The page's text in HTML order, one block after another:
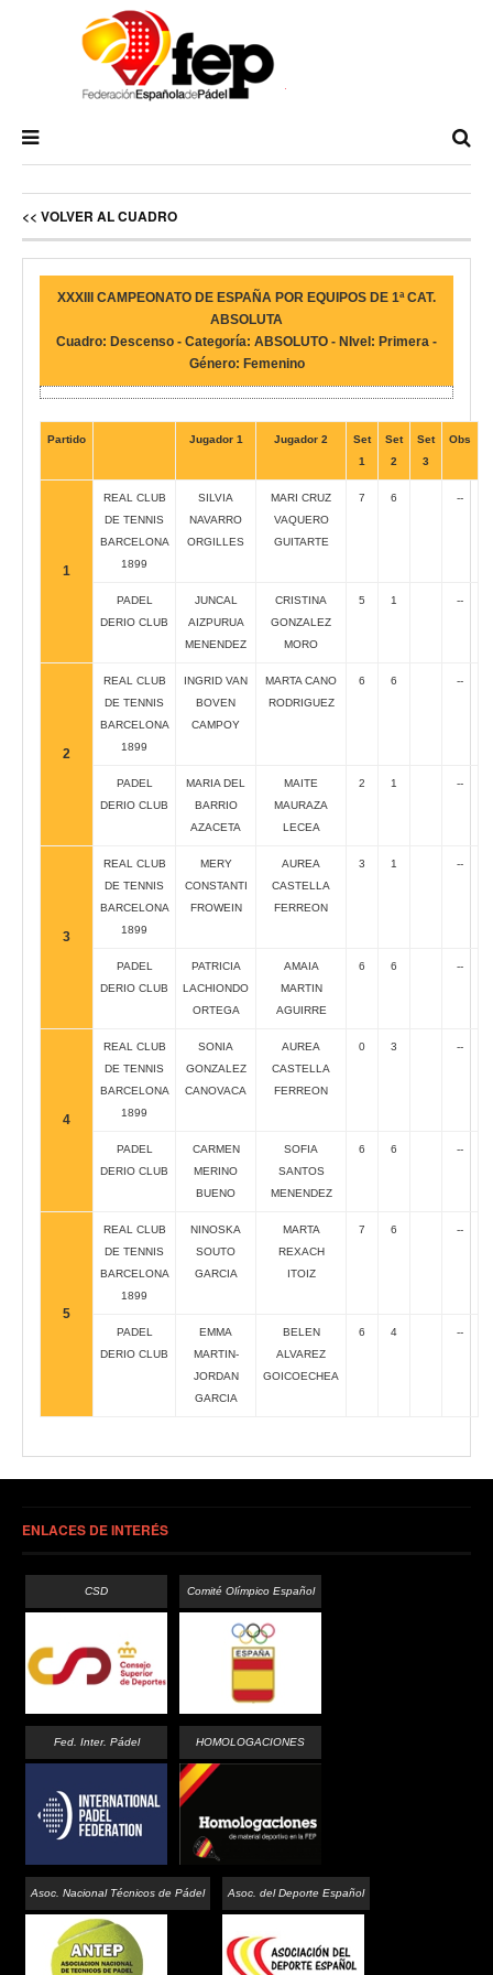
<< VOLVER AL CUADRO
XXXIII CAMPEONATO DE ESPAÑA POR EQUIPOS DE 1ª CAT.
ABSOLUTA
Cuadro: Descenso - Categoría: ABSOLUTO - NIvel: Primera -
Género: Femenino
Partido Jugador 1 Jugador 2
Set
1
Set
2
Set
3
Obs
1
REAL CLUB
DE TENNIS
BARCELONA
1899
SILVIA
NAVARRO
ORGILLES
MARI CRUZ
VAQUERO
GUITARTE
7 6 --
PADEL
DERIO CLUB
JUNCAL
AIZPURUA
MENENDEZ
CRISTINA
GONZALEZ
MORO
5 1 --
2
REAL CLUB
DE TENNIS
BARCELONA
1899
INGRID VAN
BOVEN
CAMPOY
MARTA CANO
RODRIGUEZ
6 6 --
PADEL
DERIO CLUB
MARIA DEL
BARRIO
AZACETA
MAITE
MAURAZA
LECEA
2 1 --
3
REAL CLUB
DE TENNIS
BARCELONA
1899
MERY
CONSTANTI
FROWEIN
AUREA
CASTELLA
FERREON
3 1 --
PADEL
DERIO CLUB
PATRICIA
LACHIONDO
ORTEGA
AMAIA
MARTIN
AGUIRRE
6 6 --
4
REAL CLUB
DE TENNIS
BARCELONA
1899
SONIA
GONZALEZ
CANOVACA
AUREA
CASTELLA
FERREON
0 3 --
PADEL
DERIO CLUB
CARMEN
MERINO
BUENO
SOFIA
SANTOS
MENENDEZ
6 6 --
5
REAL CLUB
DE TENNIS
BARCELONA
1899
NINOSKA
SOUTO
GARCIA
MARTA
REXACH
ITOIZ
7 6 --
PADEL
DERIO CLUB
EMMA
MARTIN-
JORDAN
GARCIA
BELEN
ALVAREZ
GOICOECHEA
6 4 --
ENLACES DE INTERÉS
CSD Comité Olímpico Español
Fed. Inter. Pádel HOMOLOGACIONES
Asoc. Nacional Técnicos de Pádel Asoc. del Deporte Español